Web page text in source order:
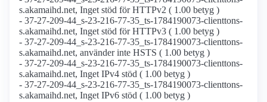
s.akamaihd.net, Inget stöd för HTTPv2 ( 1.00 betyg )
- 37-27-209-44_s-23-216-77-35_ts-1784190073-clienttons-
s.akamaihd.net, Inget stöd för HTTPv3 ( 1.00 betyg )
- 37-27-209-44_s-23-216-77-35_ts-1784190073-clienttons-
s.akamaihd.net, använder inte HSTS ( 1.00 betyg )
- 37-27-209-44_s-23-216-77-35_ts-1784190073-clienttons-
s.akamaihd.net, Inget IPv4 stöd ( 1.00 betyg )
- 37-27-209-44_s-23-216-77-35_ts-1784190073-clienttons-
s.akamaihd.net, Inget IPv6 stöd ( 1.00 betyg )